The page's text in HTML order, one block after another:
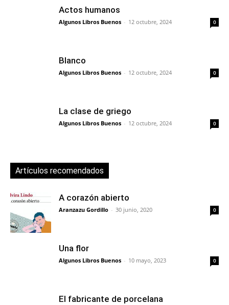
Actos humanos
Algunos Libros Buenos - 12 octubre, 2024 0
Blanco
Algunos Libros Buenos - 12 octubre, 2024 0
La clase de griego
Algunos Libros Buenos - 12 octubre, 2024 0
Artículos recomendados
A corazón abierto
Aranzazu Gordillo - 30 junio, 2020 0
Una flor
Algunos Libros Buenos - 10 mayo, 2023 0
El fabricante de porcelana